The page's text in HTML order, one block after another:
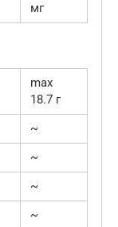
мг
max
18.7 г
~
~
~
~